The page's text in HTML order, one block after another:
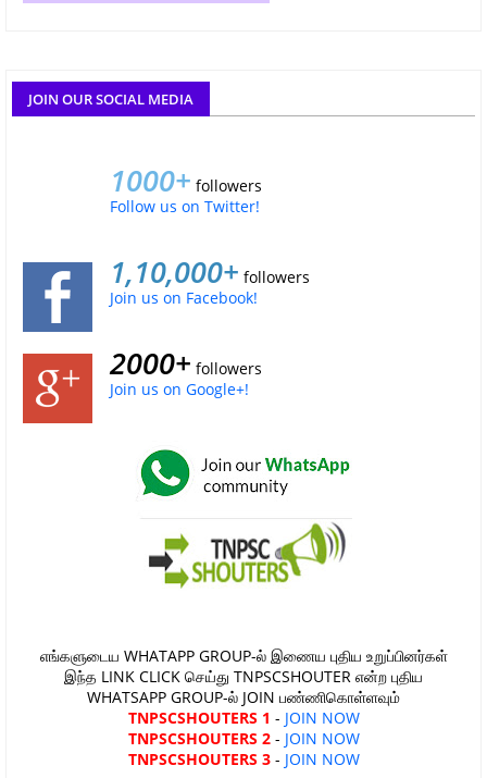
JOIN OUR SOCIAL MEDIA
1000+ followers
Follow us on Twitter!
1,10,000+ followers
Join us on Facebook!
2000+ followers
Join us on Google+!
எங்களுடைய WHATAPP GROUP-ல் இணைய புதிய உறுப்பினர்கள்
இந்த LINK CLICK செய்து TNPSCSHOUTER என்ற புதிய
WHATSAPP GROUP-ல் JOIN பண்ணிகொள்ளவும்
TNPSCSHOUTERS 1 - JOIN NOW
TNPSCSHOUTERS 2- JOIN NOW
TNPSCSHOUTERS 3- JOIN NOW